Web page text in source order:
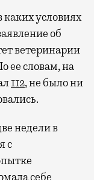
каких условиях
об
ветеринарии
ее словам, на
112, не было ни
недели в
с
себе